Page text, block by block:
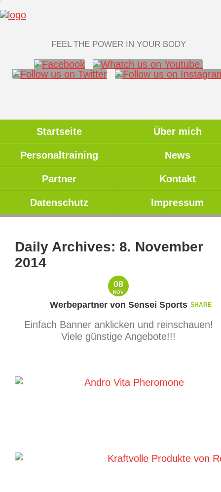
FEEL THE POWER IN YOUR BODY
Startseite Über mich
Personaltraining News
Partner Kontakt
Datenschutz Impressum
Daily Archives: 8. November
2014
08
NOV
Werbepartner von Sensei Sports SHARE
Einfach Banner anklicken und reinschauen!
Viele günstige Angebote!!!